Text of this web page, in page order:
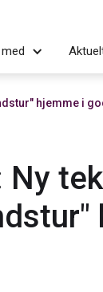
hjemme i